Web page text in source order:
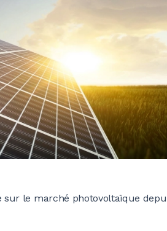
sur le marché photovoltaïque